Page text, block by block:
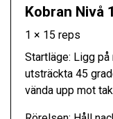
Kobran Nivå 1
1 × 15 reps
Startläge: Ligg
utsträckta 45
vända upp mot